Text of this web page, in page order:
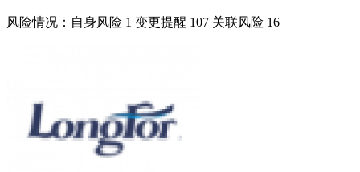
风险情况：自身风险 1 变更提醒 107 关联风险 16